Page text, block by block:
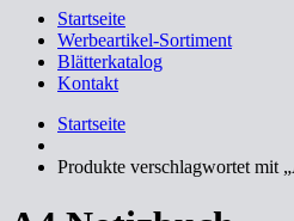
Startseite
Werbeartikel-Sortiment
Blätterkatalog
Kontakt
Startseite
Produkte verschlagwortet mit